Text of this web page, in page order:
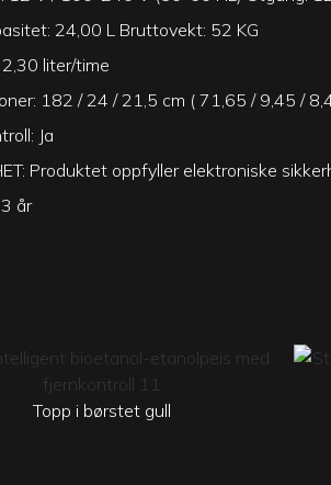
24,00 L Bruttovekt: 52 KG
2,30 liter/time
182 / 24 / 21,5 cm ( 71,65 / 9,45 /
Ja
Produktet oppfyller elektroniske
år
Topp i børstet gull